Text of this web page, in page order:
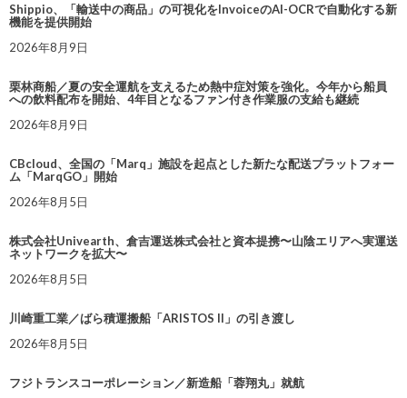
Shippio、「輸送中の商品」の可視化をInvoiceのAI-OCRで自動化する新
機能を提供開始
2026年8月9日
栗林商船／夏の安全運航を支えるため熱中症対策を強化。今年から船員
への飲料配布を開始、4年目となるファン付き作業服の支給も継続
2026年8月9日
CBcloud、全国の「Marq」施設を起点とした新たな配送プラットフォー
ム「MarqGO」開始
2026年8月5日
株式会社Univearth、倉吉運送株式会社と資本提携〜山陰エリアへ実運送
ネットワークを拡大〜
2026年8月5日
川崎重工業／ばら積運搬船「ARISTOS II」の引き渡し
2026年8月5日
フジトランスコーポレーション／新造船「蓉翔丸」就航